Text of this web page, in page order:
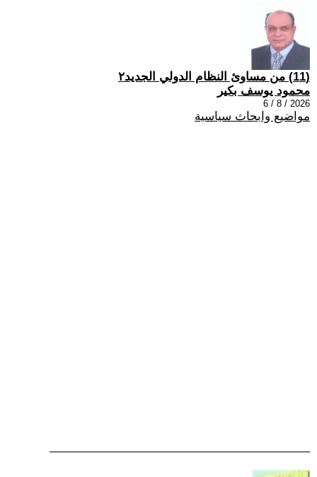
(11) من مساوئ النظام الدولي الجديد٢
محمود يوسف بكير
2026 / 8 / 6
مواضيع وابحاث سياسية